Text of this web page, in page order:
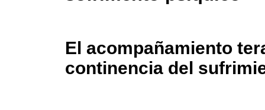
El acompañamiento
continencia del